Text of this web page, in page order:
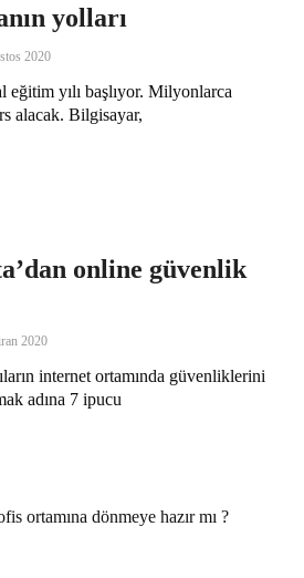
yolları
2020
yılı başlıyor. Milyonlarca
alacak. Bilgisayar,
online güvenlik
2020
internet ortamında güvenliklerini
adına 7 ipucu